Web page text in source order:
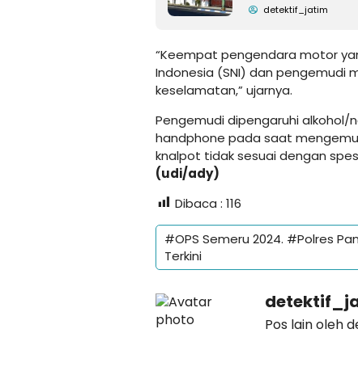
detektif_jatim
“Keempat pengendara motor
Indonesia (SNI) dan pengemudi
keselamatan,” ujarnya.
Pengemudi dipengaruhi
handphone pada saat
knalpot tidak sesuai dengan
(udi/ady)
Dibaca : 116
#OPS Semeru 2024. #Polres
Terkini
Pos lain oleh